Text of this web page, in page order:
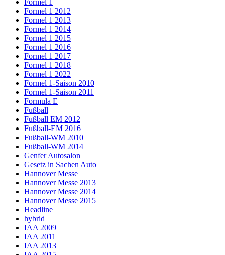
Formel 1
Formel 1 2012
Formel 1 2013
Formel 1 2014
Formel 1 2015
Formel 1 2016
Formel 1 2017
Formel 1 2018
Formel 1 2022
Formel 1-Saison 2010
Formel 1-Saison 2011
Formula E
Fußball
Fußball EM 2012
Fußball-EM 2016
Fußball-WM 2010
Fußball-WM 2014
Genfer Autosalon
Gesetz in Sachen Auto
Hannover Messe
Hannover Messe 2013
Hannover Messe 2014
Hannover Messe 2015
Headline
hybrid
IAA 2009
IAA 2011
IAA 2013